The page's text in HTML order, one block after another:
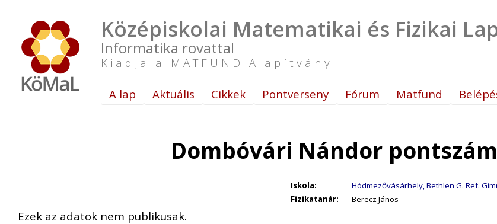
Középiskolai Matematikai és Fizikai
Informatika rovattal
Kiadja a MATFUND Alapítvány
A lap Aktuális Cikkek Pontverseny Fórum Matfund
Dombóvári Nándor
Iskola: Hódmezővásárhely, Bethlen G. Ref.
Fizikatanár:
Berecz János
Ezek az adatok nem publikusak.